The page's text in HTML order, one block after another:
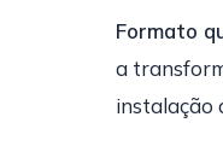
Formato
a
instalação